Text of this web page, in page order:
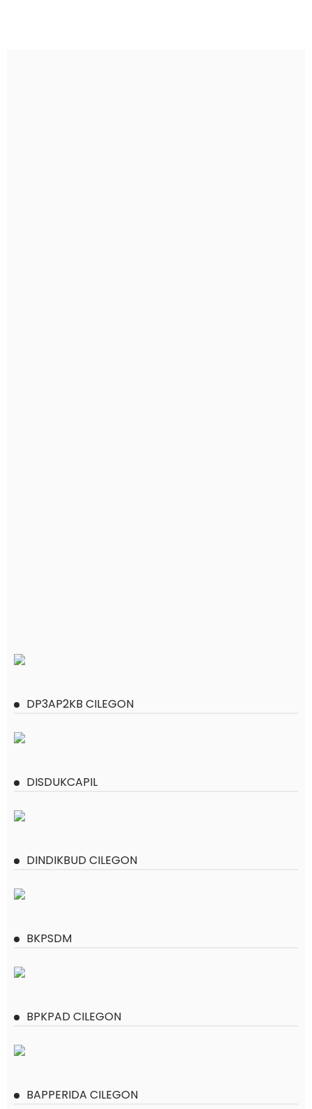
DP3AP2KB CILEGON
DISDUKCAPIL
DINDIKBUD CILEGON
BKPSDM
BPKPAD CILEGON
BAPPERIDA CILEGON